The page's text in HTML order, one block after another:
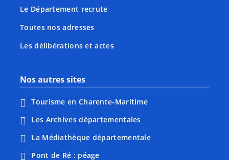
Le Département recrute
Toutes nos adresses
Les délibérations et actes
Nos autres sites
Tourisme en Charente-Maritime
Les Archives départementales
La Médiathèque départementale
Pont de Ré : péage